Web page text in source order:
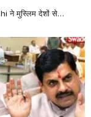
ने मुस्लिम देशों से…